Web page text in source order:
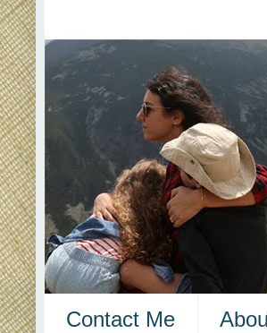
Contact Me